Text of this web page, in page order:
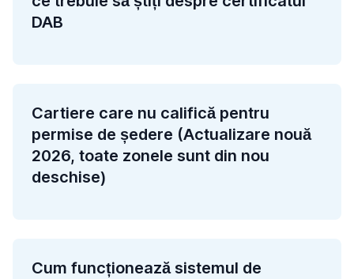
DAB
Cartiere care nu califică pentru
permise de ședere (Actualizare nouă
2026, toate zonele sunt din nou
deschise)
Cum funcționează sistemul de